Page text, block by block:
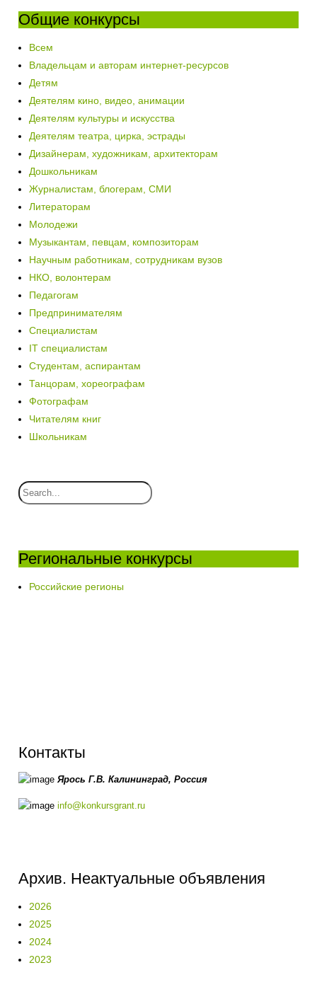
Общие конкурсы
Всем
Владельцам и авторам интернет-ресурсов
Детям
Деятелям кино, видео, анимации
Деятелям культуры и искусства
Деятелям театра, цирка, эстрады
Дизайнерам, художникам, архитекторам
Дошкольникам
Журналистам, блогерам, СМИ
Литераторам
Молодежи
Музыкантам, певцам, композиторам
Научным работникам, сотрудникам вузов
НКО, волонтерам
Педагогам
Предпринимателям
Специалистам
IT специалистам
Студентам, аспирантам
Танцорам, хореографам
Фотографам
Читателям книг
Школьникам
Региональные конкурсы
Российские регионы
Контакты
Ярось Г.В.Калининград,Россия
info@konkursgrant.ru
Архив. Неактуальные объявления
2026
2025
2024
2023